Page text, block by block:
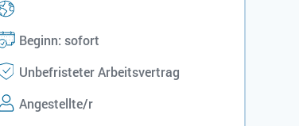
Beginn: sofort
Unbefristeter Arbeitsvertrag
Angestellte/r